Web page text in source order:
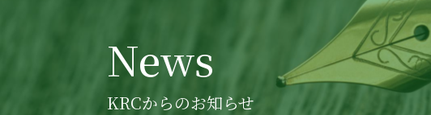
News
KRCからのお知らせ